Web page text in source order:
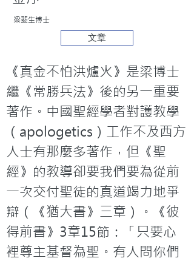
梁斐生博士
文章
《真金不怕洪爐火》是梁博士
繼《常勝兵法》後的另一重要
著作。中國聖經學者對護教學
（apologetics）工作不及西方
人士有那麼多著作，但《聖
經》的教導卻要我們要為從前
一次交付聖徒的真道竭力地爭
辯（《猶大書》三章）。《彼
得前書》3章15節：「只要心
裡尊主基督為聖。有人問你們